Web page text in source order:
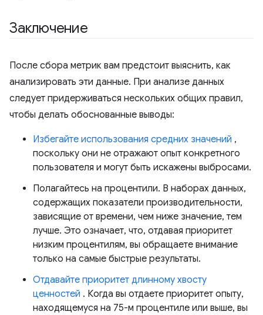
Заключение
После сбора метрик вам предстоит выяснить, как
анализировать эти данные. При анализе данных
следует придерживаться нескольких общих правил,
чтобы делать обоснованные выводы:
Избегайте использования средних значений ,
поскольку они не отражают опыт конкретного
пользователя и могут быть искажены выбросами.
Полагайтесь на процентили. В наборах данных,
содержащих показатели производительности,
зависящие от времени, чем ниже значение, тем
лучше. Это означает, что, отдавая приоритет
низким процентилям, вы обращаете внимание
только на самые быстрые результаты.
Отдавайте приоритет длинному хвосту
ценностей . Когда вы отдаете приоритет опыту,
находящемуся на 75-м процентиле или выше, вы